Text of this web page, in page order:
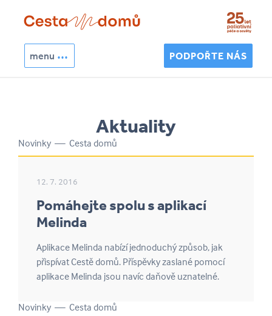
Přejít k hlavnímu obsahu
menu PODPOŘTE NÁS
Aktuality
Novinky — Cesta domů
12. 7. 2016
Pomáhejte spolu s aplikací
Melinda
Aplikace Melinda nabízí jednoduchý způsob, jak
přispívat Cestě domů. Příspěvky zaslané pomocí
aplikace Melinda jsou navíc daňově uznatelné.
Novinky — Cesta domů